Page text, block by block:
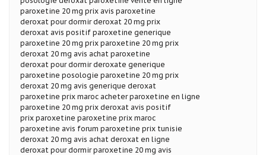
paroxetine 20 mg prix avis paroxetine
deroxat pour dormir deroxat 20 mg prix
deroxat avis positif paroxetine generique
paroxetine 20 mg prix paroxetine 20 mg prix
deroxat 20 mg avis achat paroxetine
deroxat pour dormir deroxate generique
paroxetine posologie paroxetine 20 mg prix
deroxat 20 mg avis generique deroxat
paroxetine prix maroc acheter paroxetine en ligne
paroxetine 20 mg prix deroxat avis positif
prix paroxetine paroxetine prix maroc
paroxetine avis forum paroxetine prix tunisie
deroxat 20 mg avis achat deroxat en ligne
deroxat pour dormir paroxetine 20 mg avis